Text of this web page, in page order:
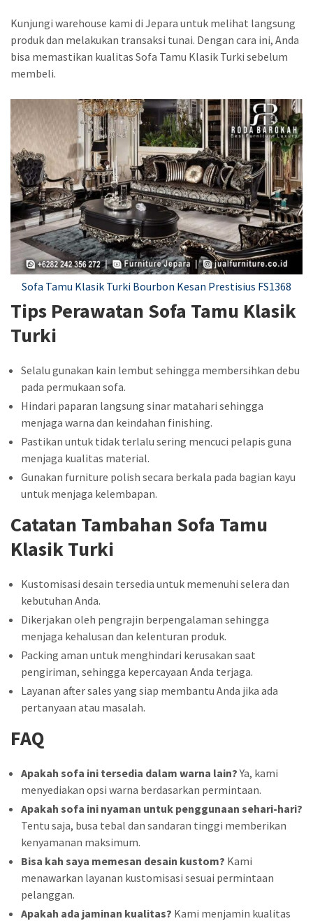
Kunjungi warehouse kami di Jepara untuk melihat langsung
produk dan melakukan transaksi tunai. Dengan cara ini, Anda
bisa memastikan kualitas Sofa Tamu Klasik Turki sebelum
membeli.
Sofa Tamu Klasik Turki Bourbon Kesan Prestisius FS1368
Tips Perawatan Sofa Tamu Klasik
Turki
Selalu gunakan kain lembut sehingga membersihkan debu
pada permukaan sofa.
Hindari paparan langsung sinar matahari sehingga
menjaga warna dan keindahan finishing.
Pastikan untuk tidak terlalu sering mencuci pelapis guna
menjaga kualitas material.
Gunakan furniture polish secara berkala pada bagian kayu
untuk menjaga kelembapan.
Catatan Tambahan Sofa Tamu
Klasik Turki
Kustomisasi desain tersedia untuk memenuhi selera dan
kebutuhan Anda.
Dikerjakan oleh pengrajin berpengalaman sehingga
menjaga kehalusan dan kelenturan produk.
Packing aman untuk menghindari kerusakan saat
pengiriman, sehingga kepercayaan Anda terjaga.
Layanan after sales yang siap membantu Anda jika ada
pertanyaan atau masalah.
FAQ
Apakah sofa ini tersedia dalam warna lain?Ya, kami
menyediakan opsi warna berdasarkan permintaan.
Apakah sofa ini nyaman untuk penggunaan sehari-hari?
Tentu saja, busa tebal dan sandaran tinggi memberikan
kenyamanan maksimum.
Bisa kah saya memesan desain kustom? Kami
menawarkan layanan kustomisasi sesuai permintaan
pelanggan.
Apakah ada jaminan kualitas? Kami menjamin kualitas